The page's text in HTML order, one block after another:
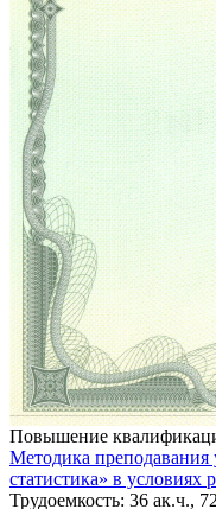
Повышение
Методика преподавания
статистика» в
Трудоемкость: 36 ак.ч.,